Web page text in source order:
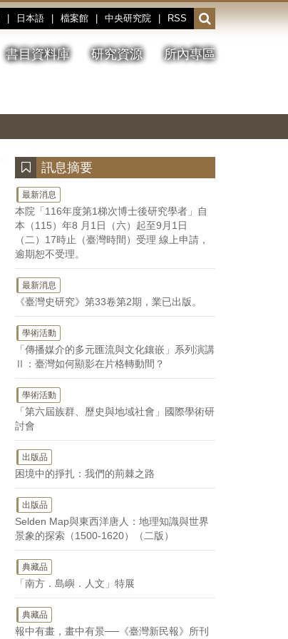
日本語 檔案館 中央研究院 RSS
開
啟
或
收
書目資料庫 研究資源 所內專區
停、
圖
圖
結
訊息摘要
最新消息
本院「116年度第1梯次博士後研究學者」自
本（115）年8 月1日（六）起至9月1日
（二）17時止（臺灣時間）受理 線上申請，
逾期恕不受理。
最新消息
《臺灣史研究》第33卷第2期，業已出版。
學術活動
「傳播媒介的多元匯流與文化鑲嵌」系列演講
Ⅱ：臺灣如何顯影在片格轉動間？
學術活動
「第六屆族群、歷史與地域社會」國際學術研
討會
出版品
困境中的掙扎：我們的荊棘之路
出版品
Selden Map與東西洋唐人：地理知識與世界
景象的探索（1500-1620）（二版）
典藏品
「南方．島嶼．人文」特展
典藏品
報中有畫，畫中有景──《臺灣新民報》所刊